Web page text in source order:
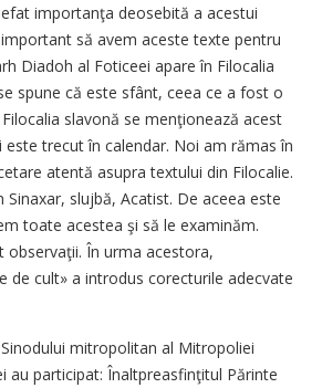
importanţa deosebită a acestui
să avem aceste texte pentru
Diadoh al Foticeei apare în Filocalia
spune că este sfânt, ceea ce a fost o
slavonă se menţionează acest
este trecut în calendar. Noi am rămas în
atentă asupra textului din Filocalie.
Sinaxar, slujbă, Acatist. De aceea este
toate acestea şi să le examinăm.
observaţii. În urma acestora,
de cult» a introdus corecturile adecvate
mitropolitan al Mitropoliei
au participat: Înalt­preasfinţitul Părinte